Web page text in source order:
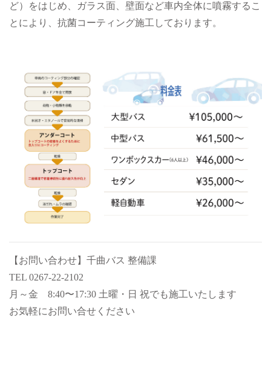
ど）をはじめ、ガラス面、壁面など車内全体に噴霧するこ
とにより、抗菌コーティング施工しております。
【お問い合わせ】千曲バス 整備課
TEL 0267-22-2102
月～金 8:40〜17:30 土曜・日 祝でも施工いたします
お気軽にお問い合せください